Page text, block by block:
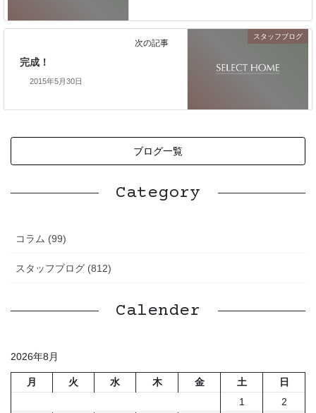
スタッフブログ
次の記事
完成！
2015年5月30日
ブログ一覧
Category
コラム (99)
スタッフブログ (812)
Calender
2026年8月
月 火 水 木 金 土
日
1
2